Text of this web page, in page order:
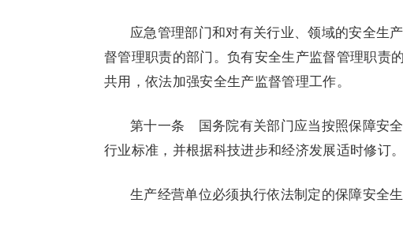
应急管理部门和对有关行业、领域的安全生
督管理职责的部门。负有安全生产监督管理职责
共用，依法加强安全生产监督管理工作。
第十一条 国务院有关部门应当按照保障安
行业标准，并根据科技进步和经济发展适时修订。
生产经营单位必须执行依法制定的保障安全